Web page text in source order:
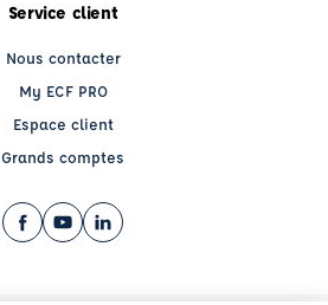
Service client
Nous contacter
My ECF PRO
Espace client
Grands comptes
Facebook (nouvelle fenêtre)
YouTube (nouvelle fenêtre)
LinkedIn (nouvelle fenêtre)